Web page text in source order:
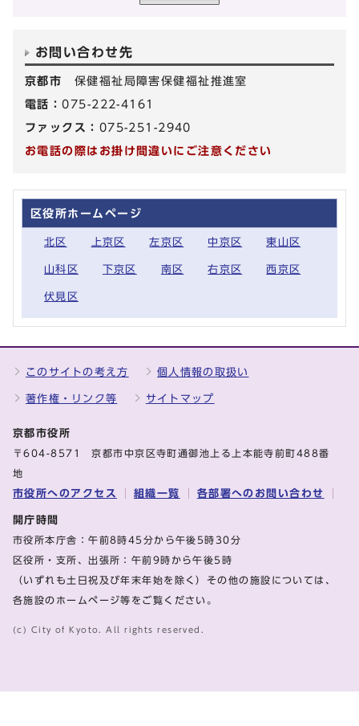
お問い合わせ先
京都市 保健福祉局障害保健福祉推進室
電話：075-222-4161
ファックス： 075-251-2940
お電話の際はお掛け間違いにご注意ください
区役所ホームページ
北区 上京区 左京区 中京区 東山区
山科区 下京区 南区 右京区 西京区
伏見区
このサイトの考え方 個人情報の取扱い
著作権・リンク等 サイトマップ
京都市役所
〒604-8571 京都市中京区寺町通御池上る上本能寺前町488番
地
市役所へのアクセス 組織一覧 各部署へのお問い合わせ
開庁時間
市役所本庁舎：午前8時45分から午後5時30分
区役所・支所、出張所：午前9時から午後5時
（いずれも土日祝及び年末年始を除く）その他の施設については、
各施設のホームページ等をご覧ください。
(c) City of Kyoto. All rights reserved.